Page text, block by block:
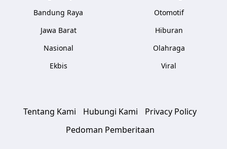
Bandung Raya
Jawa Barat
Nasional
Ekbis
Otomotif
Hiburan
Olahraga
Viral
Tentang Kami Hubungi Kami
Privacy Policy
Pedoman Pemberitaan